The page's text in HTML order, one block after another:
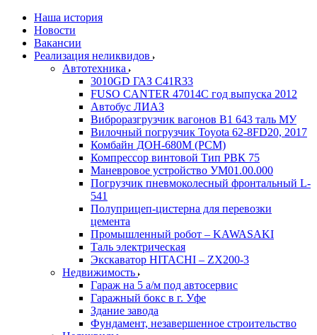
Наша история
Новости
Вакансии
Реализация неликвидов
Автотехника
3010GD ГАЗ С41R33
FUSO CANTER 47014C год выпуска 2012
Автобус ЛИАЗ
Виброразгрузчик вагонов В1 643 таль МУ
Вилочный погрузчик Toyota 62-8FD20, 2017
Комбайн ДОН-680М (РСМ)
Компрессор винтовой Тип РВК 75
Маневровое устройство УМ01.00.000
Погрузчик пневмоколесный фронтальный L-
541
Полуприцеп-цистерна для перевозки
цемента
Промышленный робот – KAWASAKI
Таль электрическая
Экскаватор HITACHI – ZX200-3
Недвижимость
Гараж на 5 а/м под автосервис
Гаражный бокс в г. Уфе
Здание завода
Фундамент, незавершенное строительство